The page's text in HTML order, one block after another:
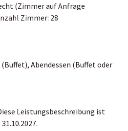
(Zimmer auf Anfrage
Zimmer: 28
Abendessen (Buffet oder
Leistungsbeschreibung ist